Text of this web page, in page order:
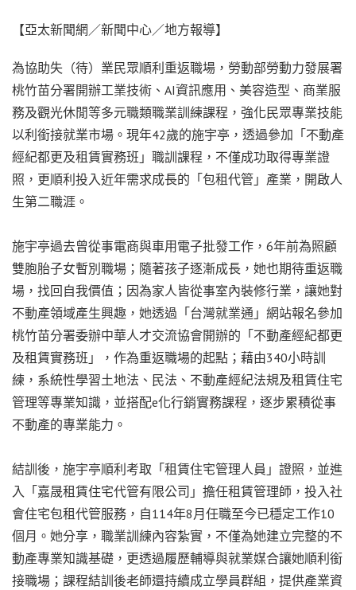
【亞太新聞網／新聞中心／地方報導】
為協助失（待）業民眾順利重返職場，勞動部勞動力發展署
桃竹苗分署開辦工業技術、AI資訊應用、美容造型、商業服
務及觀光休閒等多元職類職業訓練課程，強化民眾專業技能
以利銜接就業市場。現年42歲的施宇亭，透過參加「不動產
經紀都更及租賃實務班」職訓課程，不僅成功取得專業證
照，更順利投入近年需求成長的「包租代管」產業，開啟人
生第二職涯。
施宇亭過去曾從事電商與車用電子批發工作，6年前為照顧
雙胞胎子女暫別職場；隨著孩子逐漸成長，她也期待重返職
場，找回自我價值；因為家人皆從事室內裝修行業，讓她對
不動產領域產生興趣，她透過「台灣就業通」網站報名參加
桃竹苗分署委辦中華人才交流協會開辦的「不動產經紀都更
及租賃實務班」，作為重返職場的起點；藉由340小時訓
練，系統性學習土地法、民法、不動產經紀法規及租賃住宅
管理等專業知識，並搭配e化行銷實務課程，逐步累積從事
不動產的專業能力。
結訓後，施宇亭順利考取「租賃住宅管理人員」證照，並進
入「嘉晟租賃住宅代管有限公司」擔任租賃管理師，投入社
會住宅包租代管服務，自114年8月任職至今已穩定工作10
個月。她分享，職業訓練內容紮實，不僅為她建立完整的不
動產專業知識基礎，更透過履歷輔導與就業媒合讓她順利銜
接職場；課程結訓後老師還持續成立學員群組，提供產業資